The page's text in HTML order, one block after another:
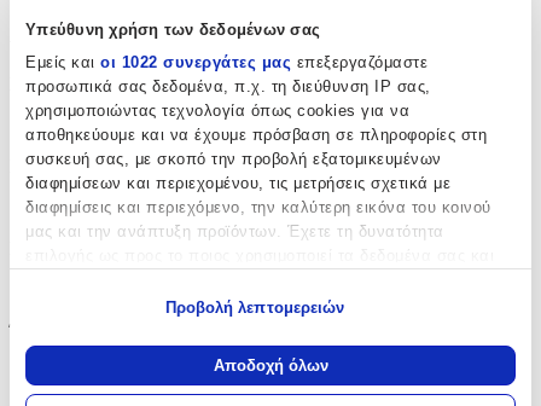
Υπεύθυνη χρήση των δεδομένων σας
Εμείς και οι 1022 συνεργάτες μας επεξεργαζόμαστε
προσωπικά σας δεδομένα, π.χ. τη διεύθυνση IP σας,
χρησιμοποιώντας τεχνολογία όπως cookies για να
αποθηκεύουμε και να έχουμε πρόσβαση σε πληροφορίες στη
συσκευή σας, με σκοπό την προβολή εξατομικευμένων
διαφημίσεων και περιεχομένου, τις μετρήσεις σχετικά με
διαφημίσεις και περιεχόμενο, την καλύτερη εικόνα του κοινού
μας και την ανάπτυξη προϊόντων. Έχετε τη δυνατότητα
Να συλλέξουμε πληροφορίες σχετικά με τη γεωγραφική
σας τοποθεσία, οι οποίες μπορεί να είναι ακριβείς σε
Προβολή λεπτομερειών
Αποδοχή όλων
Χαρακτηριστικά
Συγγραφέας:
Giancarlo De Cataldo
Εκδότης:
MacLehose Press